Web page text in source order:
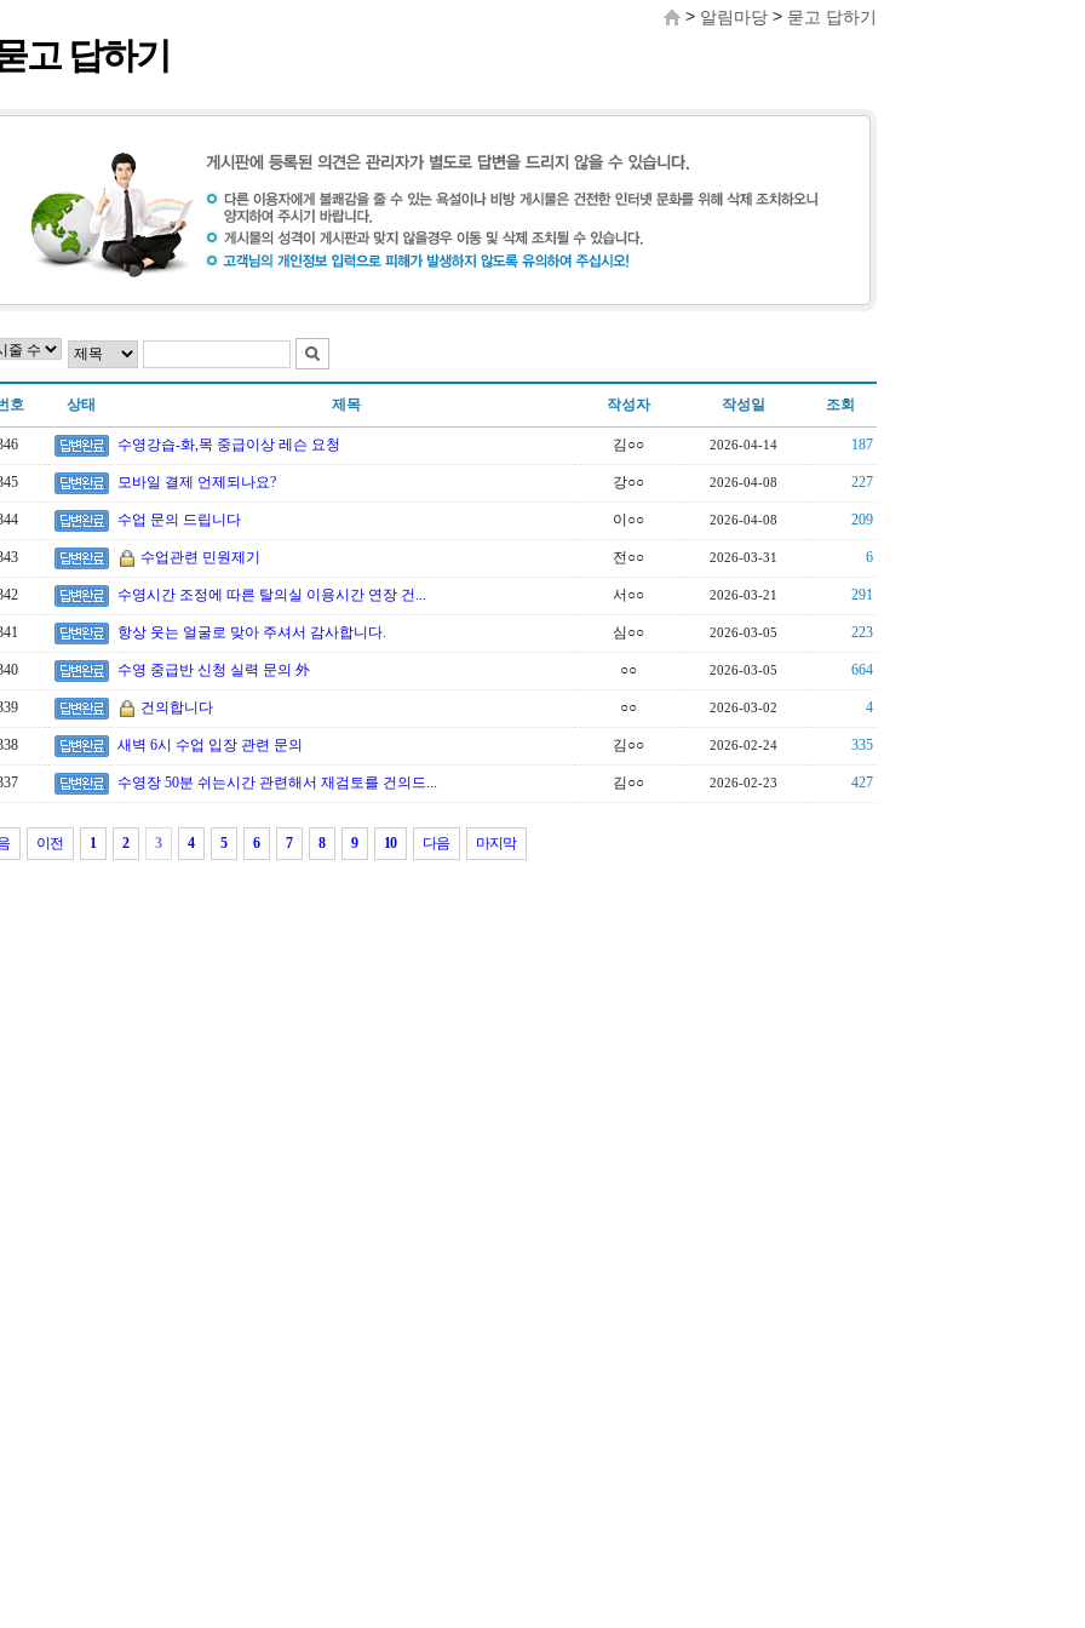
> 알림마당 > 묻고 답하기
고 답하기
호 상태 제목 작성자 작성일 조회
수영강습-화,목 중급이상 레슨 요청 김○○ 2026-04-14 187
모바일 결제 언제되나요? 강○○ 2026-04-08 227
수업 문의 드립니다 이○○ 2026-04-08 209
수업관련 민원제기 전○○ 2026-03-31 6
수영시간 조정에 따른 탈의실 이용시간 연장 건... 서○○ 2026-03-21 291
항상 웃는 얼굴로 맞아 주셔서 감사합니다. 심○○ 2026-03-05 223
수영 중급반 신청 실력 문의 外 ○○ 2026-03-05 664
건의합니다 ○○ 2026-03-02 4
새벽 6시 수업 입장 관련 문의 김○○ 2026-02-24 335
수영장 50분 쉬는시간 관련해서 재검토를 건의드... 김○○ 2026-02-23 427
이전 1 2 3 4 5 6 7 8 9 10 다음 마지막